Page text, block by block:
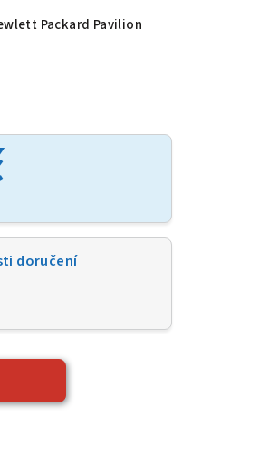
Packard
Packard Pavilion
doručení